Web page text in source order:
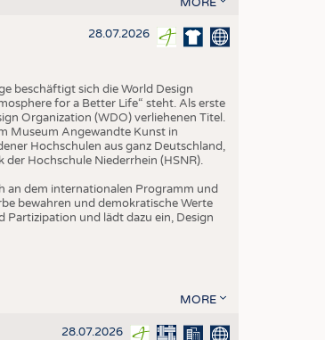
28.07.2026
beschäftigt sich die World Design
for a Better Life“ steht. Als erste
Organization (WDO) verliehenen Titel.
Museum Angewandte Kunst in
Hochschulen aus ganz Deutschland,
Hochschule Niederrhein (HSNR).
an dem internationalen Programm und
bewahren und demokratische Werte
und lädt dazu ein, Design
MORE
28.07.2026